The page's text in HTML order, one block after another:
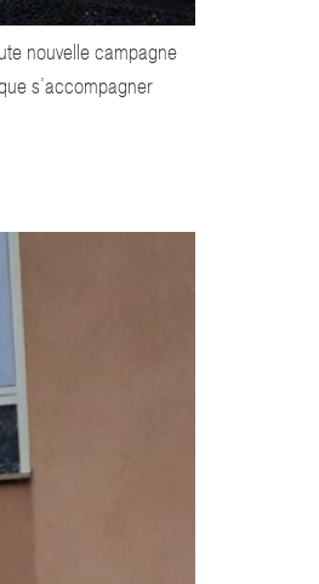
nouvelle campagne
s’accompagner